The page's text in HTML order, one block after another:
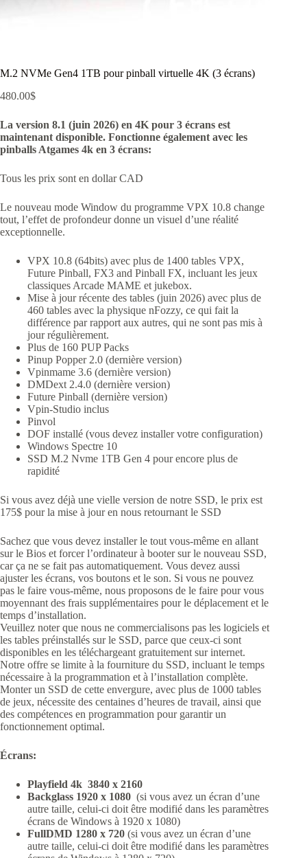
M.2 NVMe Gen4 1TB pour pinball virtuelle 4K (3 écrans)
480.00$
La version 8.1 (juin 2026) en 4K pour 3 écrans est
maintenant disponible. Fonctionne également avec les
pinballs Atgames 4k en 3 écrans:
Tous les prix sont en dollar CAD
Le nouveau mode Window du programme VPX 10.8 change
tout, l’effet de profondeur donne un visuel d’une réalité
exceptionnelle.
VPX 10.8 (64bits) avec plus de 1400 tables VPX,
Future Pinball, FX3 and Pinball FX, incluant les jeux
classiques Arcade MAME et jukebox.
Mise à jour récente des tables (juin 2026) avec plus de
460 tables avec la physique nFozzy, ce qui fait la
différence par rapport aux autres, qui ne sont pas mis à
jour régulièrement.
Plus de 160 PUP Packs
Pinup Popper 2.0 (dernière version)
Vpinmame 3.6 (dernière version)
DMDext 2.4.0 (dernière version)
Future Pinball (dernière version)
Vpin-Studio inclus
Pinvol
DOF installé (vous devez installer votre configuration)
Windows Spectre 10
SSD M.2 Nvme 1TB Gen 4 pour encore plus de
rapidité
Si vous avez déjà une vielle version de notre SSD, le prix est
175$ pour la mise à jour en nous retournant le SSD
Sachez que vous devez installer le tout vous-même en allant
sur le Bios et forcer l’ordinateur à booter sur le nouveau SSD,
car ça ne se fait pas automatiquement. Vous devez aussi
ajuster les écrans, vos boutons et le son. Si vous ne pouvez
pas le faire vous-même, nous proposons de le faire pour vous
moyennant des frais supplémentaires pour le déplacement et le
temps d’installation.
Veuillez noter que nous ne commercialisons pas les logiciels et
les tables préinstallés sur le SSD, parce que ceux-ci sont
disponibles en les téléchargeant gratuitement sur internet.
Notre offre se limite à la fourniture du SSD, incluant le temps
nécessaire à la programmation et à l’installation complète.
Monter un SSD de cette envergure, avec plus de 1000 tables
de jeux, nécessite des centaines d’heures de travail, ainsi que
des compétences en programmation pour garantir un
fonctionnement optimal.
Écrans:
Playfield 4k 3840 x 2160
Backglass 1920 x 1080 (si vous avez un écran d’une
autre taille, celui-ci doit être modifié dans les paramètres
écrans de Windows à 1920 x 1080)
FullDMD 1280 x 720 (si vous avez un écran d’une
autre taille, celui-ci doit être modifié dans les paramètres